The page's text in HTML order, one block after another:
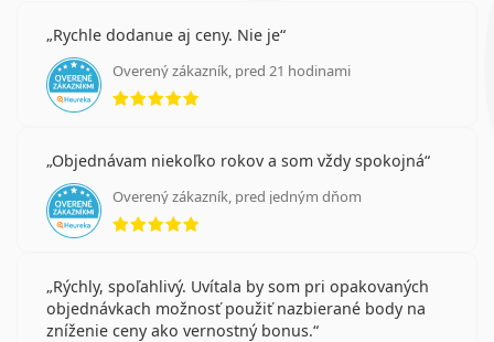
Rychle dodanue aj ceny. Nie je
Overený zákazník, pred 21 hodinami
hodnotenie 5 z 5
Objednávam niekoľko rokov a som vždy spokojná
Overený zákazník, pred jedným dňom
hodnotenie 5 z 5
Rýchly, spoľahlivý. Uvítala by som pri opakovaných
objednávkach možnosť použiť nazbierané body na
zníženie ceny ako vernostný bonus.